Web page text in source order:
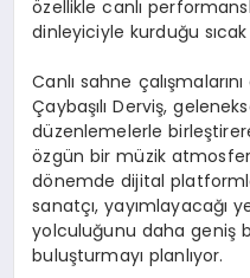
özellikle canlı
dinleyiciyle kurduğu
Canlı sahne
Çaybaşılı Derviş,
düzenlemelerle
özgün bir müzik
dönemde dijital
sanatçı, yayımlayacağı
yolculuğunu daha geniş
buluşturmayı planlıyor.